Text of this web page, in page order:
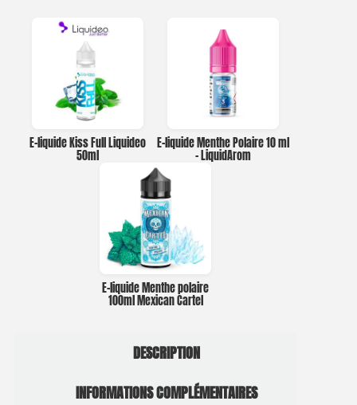
E-liquide Kiss Full Liquideo
50ml
E-liquide Menthe Polaire 10 ml
– LiquidArom
E-liquide Menthe polaire
100ml Mexican Cartel
DESCRIPTION
INFORMATIONS COMPLÉMENTAIRES